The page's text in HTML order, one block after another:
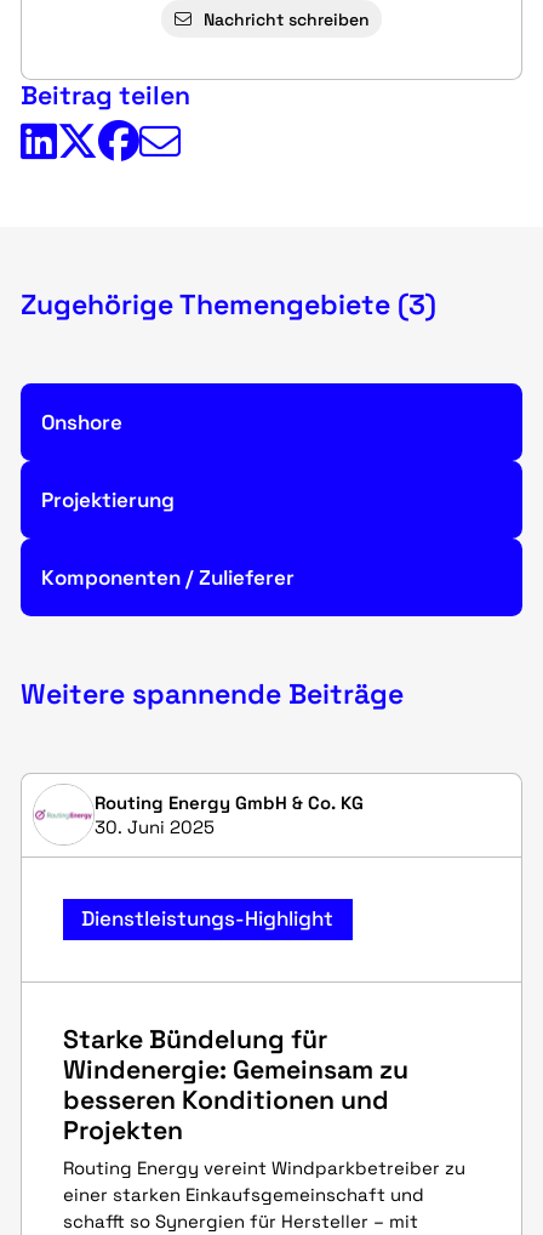
Nachricht schreiben
Beitrag teilen
Zugehörige Themengebiete (3)
Onshore
Projektierung
Komponenten / Zulieferer
Weitere spannende Beiträge
Routing Energy GmbH & Co. KG
30. Juni 2025
Dienstleistungs-Highlight
Starke Bündelung für
Windenergie: Gemeinsam zu
besseren Konditionen und
Projekten
Routing Energy vereint Windparkbetreiber zu
einer starken Einkaufsgemeinschaft und
schafft so Synergien für Hersteller – mit